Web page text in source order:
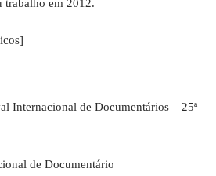
trabalho em 2012.
Internacional de Documentários – 25ª
de Documentário